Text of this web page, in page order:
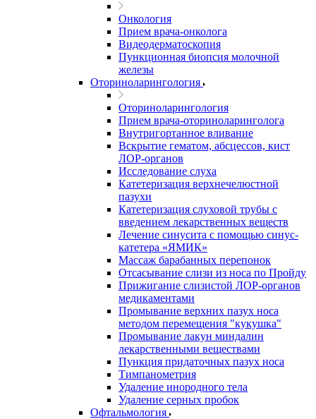
Онкология
Прием врача-онколога
Видеодерматоскопия
Пункционная биопсия молочной
железы
Оториноларингология
Оториноларингология
Прием врача-оториноларинголога
Внутригортанное вливание
Вскрытие гематом, абсцессов, кист
ЛОР-органов
Исследование слуха
Катетеризация верхнечелюстной
пазухи
Катетеризация слуховой трубы с
введением лекарственных веществ
Лечение синусита с помощью синус-
катетера «ЯМИК»
Массаж барабанных перепонок
Отсасывание слизи из носа по Пройду
Прижигание слизистой ЛОР-органов
медикаментами
Промывание верхних пазух носа
методом перемещения "кукушка"
Промывание лакун миндалин
лекарственными веществами
Пункция придаточных пазух носа
Тимпанометрия
Удаление инородного тела
Удаление серных пробок
Офтальмология